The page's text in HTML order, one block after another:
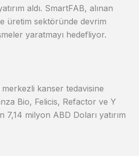
aldı. SmartFAB, alınan
üretim sektöründe devrim
yaratmayı hedefliyor.
kanser tedavisine
Bio, Felicis, Refactor ve Y
7,14 milyon ABD Doları yatırım